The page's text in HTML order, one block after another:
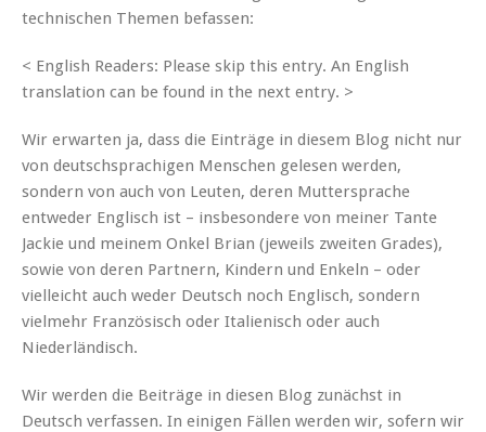
technischen Themen befassen:
< English Readers: Please skip this entry. An English
translation can be found in the next entry. >
Wir erwarten ja, dass die Einträge in diesem Blog nicht nur
von deutschsprachigen Menschen gelesen werden,
sondern von auch von Leuten, deren Muttersprache
entweder Englisch ist – insbesondere von meiner Tante
Jackie und meinem Onkel Brian (jeweils zweiten Grades),
sowie von deren Partnern, Kindern und Enkeln – oder
vielleicht auch weder Deutsch noch Englisch, sondern
vielmehr Französisch oder Italienisch oder auch
Niederländisch.
Wir werden die Beiträge in diesen Blog zunächst in
Deutsch verfassen. In einigen Fällen werden wir, sofern wir